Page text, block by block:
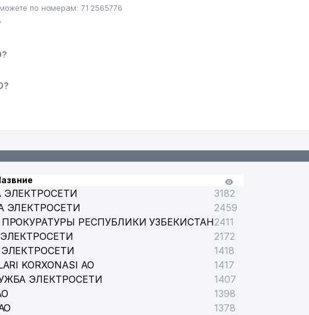
ПРЕДСТАВИТЕЛЬСТВО
по номерам: 71 2565776
3182
ЭЛЕКТРОСЕТИ
2459
РЕСПУБЛИКИ УЗБЕКИСТАН2411
2172
1418
KORXONASI АО
1417
ЭЛЕКТРОСЕТИ
1407
1398
1378